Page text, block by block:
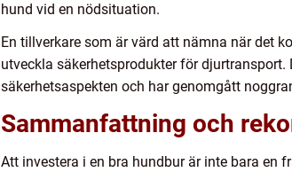
hund vid en nödsituation.
En tillverkare som är värd att nämna när det
utveckla säkerhetsprodukter för
säkerhetsaspekten och har genomgått
Sammanfattning och
Att investera i en bra hundbur är inte bara en